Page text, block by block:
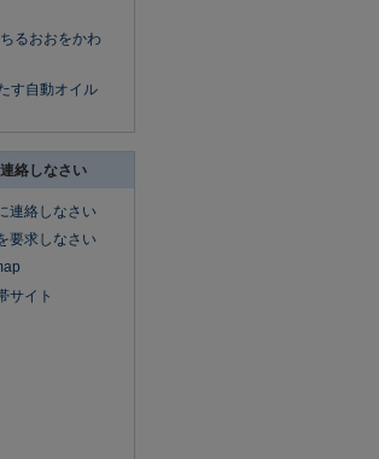
るおおをかわ
す自動オイル
絡しなさい
連絡しなさい
要求しなさい
サイト